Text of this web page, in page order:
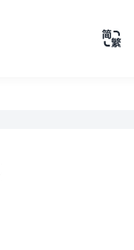
